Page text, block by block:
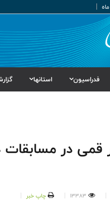
فدراسیون استانها
قمی در
13383 چاپ خبر